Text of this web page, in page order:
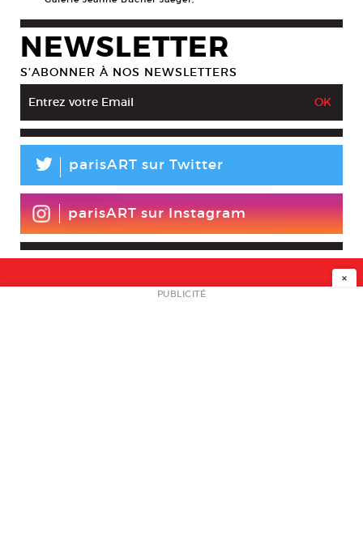
NEWSLETTER
S’ABONNER À NOS NEWSLETTERS
L parisART sur Twitter
parisART sur Instagram
NEWSLETTER
×
PUBLICITÉ